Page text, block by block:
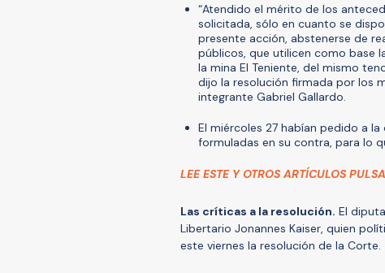
“Atendido el mérito de los
solicitada, sólo en cuanto se
presente acción, abstenerse de
públicos, que utilicen como base
la mina El Teniente, del mismo
dijo la resolución firmada por los
integrante Gabriel Gallardo.
El miércoles 27 habían pedido a
formuladas en su contra, para lo
LEE ESTE Y OTROS ARTÍCULOS
Las críticas a la resolución. El
Libertario Jonannes Kaiser, quien
este viernes la resolución de la Corte.